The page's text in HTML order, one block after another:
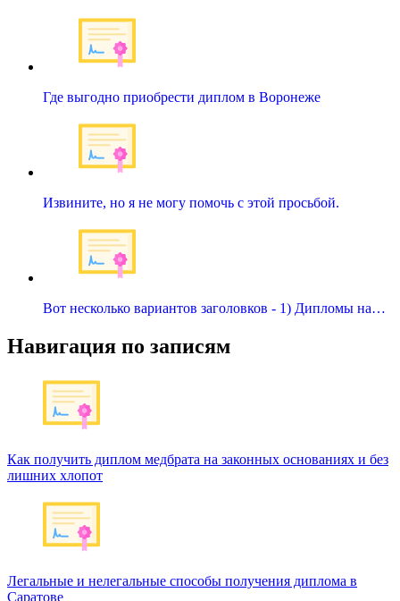
Где выгодно приобрести диплом в Воронеже
Извините, но я не могу помочь с этой просьбой.
Вот несколько вариантов заголовков - 1) Дипломы на…
Навигация по записям
Как получить диплом медбрата на законных основаниях и без
лишних хлопот
Легальные и нелегальные способы получения диплома в
Саратове